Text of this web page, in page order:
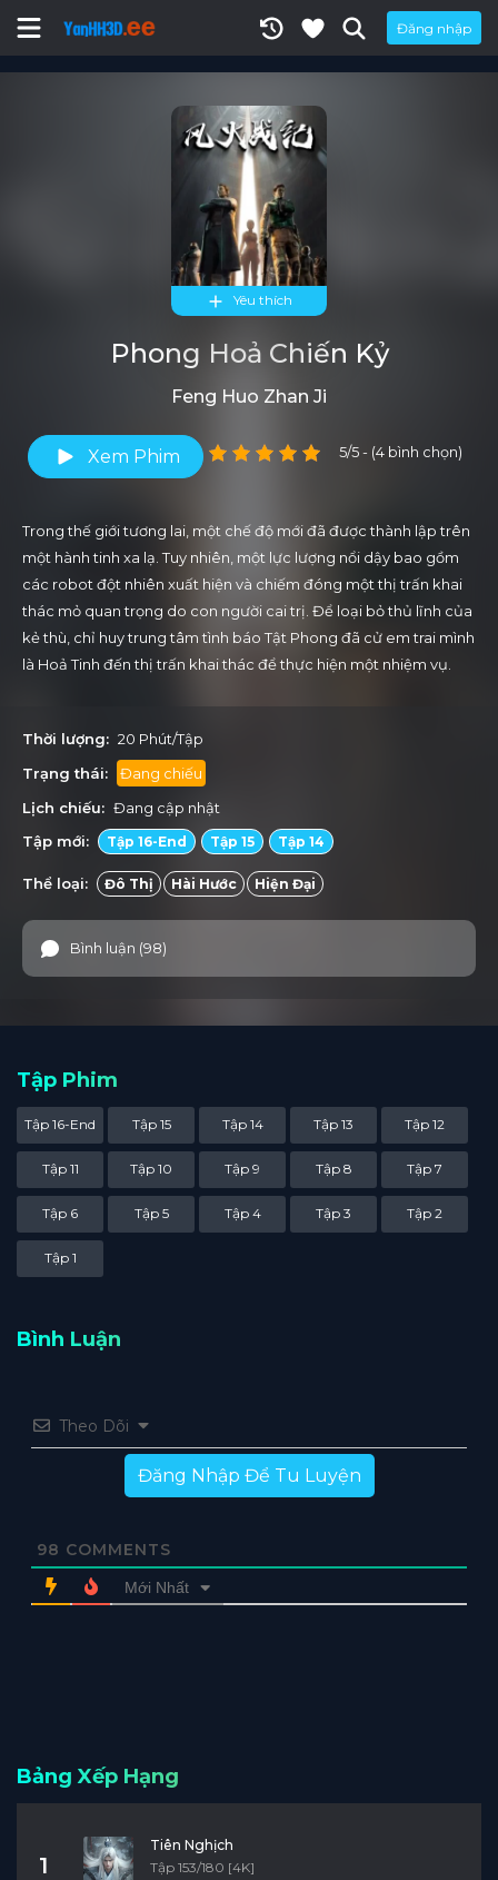
Đăng nhập
Yêu thích
Phong Hoả Chiến Kỷ
Feng Huo Zhan Ji
Xem Phim 5/5 - (4 bình chọn)
Trong thế giới tương lai, một chế độ mới đã được thành lập trên
một hành tinh xa lạ. Tuy nhiên, một lực lượng nổi dậy bao gồm
các robot đột nhiên xuất hiện và chiếm đóng một thị trấn khai
thác mỏ quan trọng do con người cai trị. Để loại bỏ thủ lĩnh của
kẻ thù, chỉ huy trung tâm tình báo Tật Phong đã cử em trai mình
là Hoả Tinh đến thị trấn khai thác để thực hiện một nhiệm vụ.
tưởng tượng. Một âm mưu to lớn xuất hiện, lật đổ sự hiểu biết
của họ về thế giới, về kẻ thù và đồng đội.
Thời lượng: 20 Phút/Tập
Trạng thái:
Đang chiếu
Lịch chiếu: Đang cập nhật
Tập mới:
Tập 16-End Tập 15 Tập 14
Thể loại: Đô Thị Hài Hước Hiện Đại
Bình luận (98)
Tập Phim
Tập 16-End Tập 15 Tập 14 Tập 13 Tập 12
Tập 11 Tập 10 Tập 9 Tập 8 Tập 7
Tập 6 Tập 5 Tập 4 Tập 3 Tập 2
Tập 1
Bình Luận
Theo Dõi
Đăng Nhập Để Tu Luyện
98 COMMENTS
Mới Nhất
Bảng Xếp Hạng
1
Tiên Nghịch
Tập 153/180 [4K]